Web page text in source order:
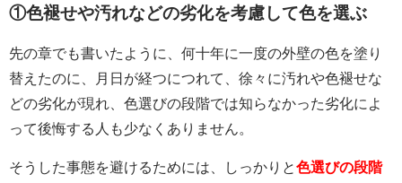
①色褪せや汚れなどの劣化を考慮して色を選ぶ
先の章でも書いたように、何十年に一度の外壁の色を塗り
替えたのに、月日が経つにつれて、徐々に汚れや色褪せな
どの劣化が現れ、色選びの段階では知らなかった劣化によ
って後悔する人も少なくありません。
そうした事態を避けるためには、しっかりと色選びの段階